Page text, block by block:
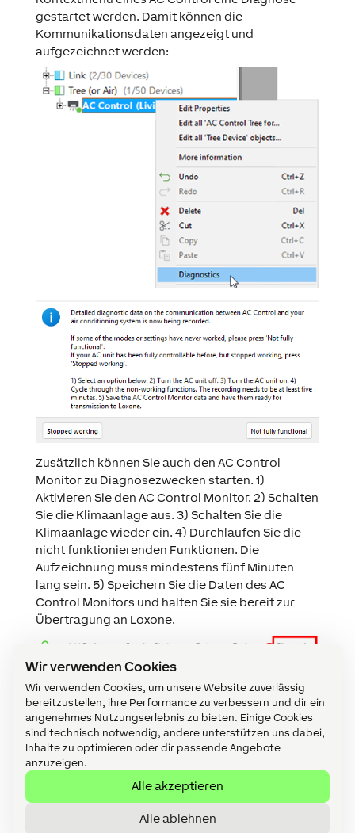
Wir verwenden Cookies
Wir verwenden Cookies, um unsere Website zuverlässig
bereitzustellen, ihre Performance zu verbessern und dir ein
angenehmes Nutzungserlebnis zu bieten. Einige Cookies
sind technisch notwendig, andere unterstützen uns dabei,
Inhalte zu optimieren oder dir passende Angebote
anzuzeigen.
Alle akzeptieren
Alle ablehnen
gestartet werden. Damit können die
Kommunikationsdaten angezeigt und
aufgezeichnet werden:
Zusätzlich können Sie auch den AC Control
Monitor zu Diagnosezwecken starten. 1)
Aktivieren Sie den AC Control Monitor. 2) Schalten
Sie die Klimaanlage aus. 3) Schalten Sie die
Klimaanlage wieder ein. 4) Durchlaufen Sie die
nicht funktionierenden Funktionen. Die
Aufzeichnung muss mindestens fünf Minuten
lang sein. 5) Speichern Sie die Daten des AC
Control Monitors und halten Sie sie bereit zur
Übertragung an Loxone.